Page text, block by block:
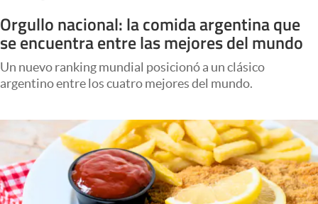
Negocios
Columnistas
Otras secciones
Infotechnology
Clase
Clima
Orgullo nacional: la comida argentina que
se encuentra entre las mejores del mundo
Un nuevo ranking mundial posicionó a un clásico
argentino entre los cuatro mejores del mundo.